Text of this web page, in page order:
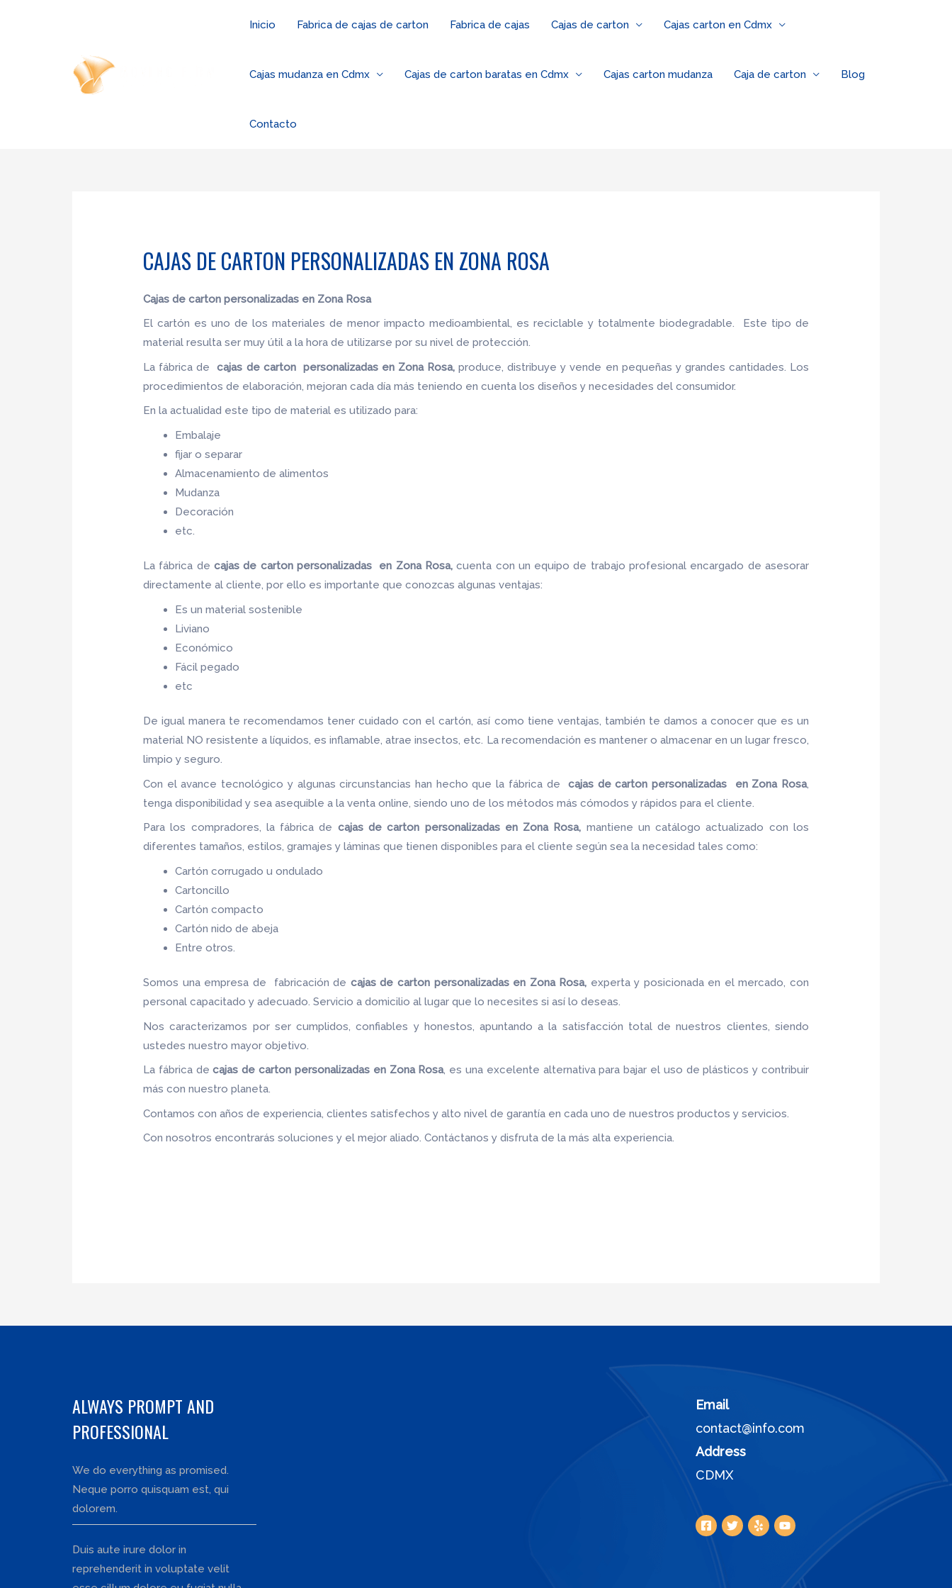
Inicio Fabrica de cajas de carton Fabrica de cajas Cajas de carton Cajas carton en Cdmx
Cajas mudanza en Cdmx Cajas de carton baratas en Cdmx Cajas carton mudanza Caja de carton Blog
Contacto
CAJAS DE CARTON PERSONALIZADAS EN ZONA ROSA
Cajas de carton personalizadas en Zona Rosa
El cartón es uno de los materiales de menor impacto medioambiental, es reciclable y totalmente biodegradable. Este tipo de
material resulta ser muy útil a la hora de utilizarse por su nivel de protección.
La fábrica decajas de carton personalizadas en Zona Rosa, produce, distribuye y vende en pequeñas y grandes cantidades. Los
procedimientos de elaboración, mejoran cada día más teniendo en cuenta los diseños y necesidades del consumidor.
En la actualidad este tipo de material es utilizado para:
Embalaje
fijar o separar
Almacenamiento de alimentos
Mudanza
Decoración
etc.
La fábrica de cajas de carton personalizadas en Zona Rosa,cuenta con un equipo de trabajo profesional encargado de asesorar
directamente al cliente, por ello es importante que conozcas algunas ventajas:
Es un material sostenible
Liviano
Económico
Fácil pegado
etc
De igual manera te recomendamos tener cuidado con el cartón, así como tiene ventajas, también te damos a conocer que es un
material NO resistente a líquidos, es inflamable, atrae insectos, etc. La recomendación es mantener o almacenar en un lugar fresco,
limpio y seguro.
Con el avance tecnológico y algunas circunstancias han hecho que la fábrica de cajas de carton personalizadas en Zona Rosa,
tenga disponibilidad y sea asequible a la venta online, siendo uno de los métodos más cómodos y rápidos para el cliente.
Para los compradores, la fábrica de cajas de carton personalizadas en Zona Rosa, mantiene un catálogo actualizado con los
diferentes tamaños, estilos, gramajes y láminas que tienen disponibles para el cliente según sea la necesidad tales como:
Cartón corrugado u ondulado
Cartoncillo
Cartón compacto
Cartón nido de abeja
Entre otros.
Somos una empresa de fabricación de cajas de carton personalizadas en Zona Rosa, experta y posicionada en el mercado, con
personal capacitado y adecuado. Servicio a domicilio al lugar que lo necesites si así lo deseas.
Nos caracterizamos por ser cumplidos, confiables y honestos, apuntando a la satisfacción total de nuestros clientes, siendo
ustedes nuestro mayor objetivo.
La fábrica decajas de carton personalizadas en Zona Rosa, es una excelente alternativa para bajar el uso de plásticos y contribuir
más con nuestro planeta.
Contamos con años de experiencia, clientes satisfechos y alto nivel de garantía en cada uno de nuestros productos y servicios.
Con nosotros encontrarás soluciones y el mejor aliado.Contáctanos y disfruta de la más alta experiencia.
ALWAYS PROMPT AND
PROFESSIONAL
We do everything as promised.
Neque porro quisquam est, qui
dolorem.
Duis aute irure dolor in
reprehenderit in voluptate velit
Email
contact@info.com
Address
CDMX